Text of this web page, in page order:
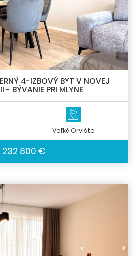
4-IZBOVÝ BYT V NOVEJ
- BÝVANIE PRI MLYNE
Veľké Orvište
232 800 €